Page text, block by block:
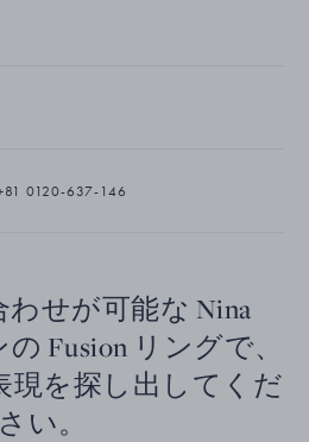
0120-637-146
せが可能な Nina
Fusion リングで、
現を探し出してくだ
さい。